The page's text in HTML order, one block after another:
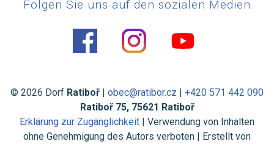
Folgen Sie uns auf den sozialen Medien
© 2026 Dorf Ratiboř | obec@ratibor.cz | +420 571 442 090
Ratiboř 75, 75621 Ratiboř
Erklärung zur Zugänglichkeit | Verwendung von Inhalten
ohne Genehmigung des Autors verboten | Erstellt von